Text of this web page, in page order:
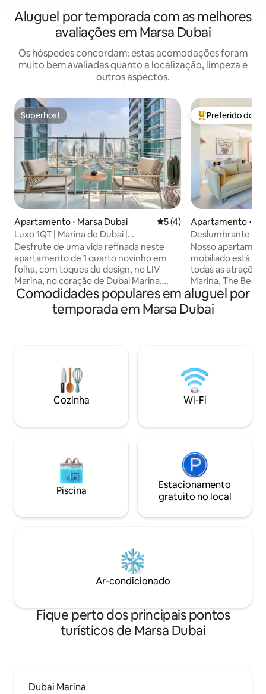
Aluguel por temporada com as melhores
avaliações em Marsa Dubai
Os hóspedes concordam: estas acomodações foram
muito bem avaliadas quanto a localização, limpeza e
outros aspectos.
Superhost
Superhost
Apartamento ⋅ Marsa Dubai 5 de uma avaliação média
5 (4)
Luxo 1QT | Marina de Dubai |
Comodidades de alto padrão
Desfrute de uma vida refinada neste
apartamento de 1 quarto novinho em
folha, com toques de design, no LIV
Marina, no coração de Dubai Marina.
Aproveite comodidades de alto nível,
incluindo piscina e piscina infantil,
academias interna e externa, estúdio de
áreas de lazer para crianças. O
apartamento conta com cozinha
totalmente equipada, Wi-Fi 5G, Smart
TV e varanda privativa, a poucos passos
da praia.
Entre os
Preferido dos
Apartamento ⋅
Deslumbrante
JBR
Nosso
mobiliado está
todas as
Marina, The
Quase todas as
curta distância.
food/alta
uma bicicleta ou
indo para Palm e
estão a 2 minutos
acesso a
Comodidades populares em aluguel por
temporada em Marsa Dubai
Cozinha Wi-Fi
Piscina
Estacionamento
gratuito no local
Ar-condicionado
Fique perto dos principais pontos
turísticos de Marsa Dubai
Dubai Marina